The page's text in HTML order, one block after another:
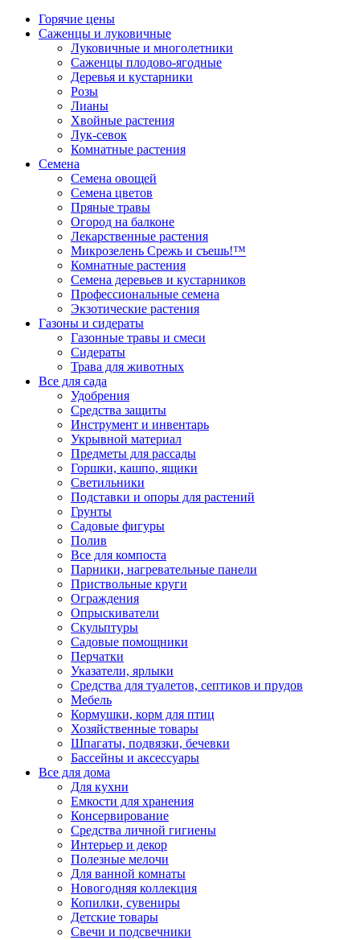
Горячие цены
Саженцы и луковичные
Луковичные и многолетники
Саженцы плодово-ягодные
Деревья и кустарники
Розы
Лианы
Хвойные растения
Лук-севок
Комнатные растения
Семена
Семена овощей
Семена цветов
Пряные травы
Огород на балконе
Лекарственные растения
Микрозелень Срежь и съешь!™
Комнатные растения
Семена деревьев и кустарников
Профессиональные семена
Экзотические растения
Газоны и сидераты
Газонные травы и смеси
Сидераты
Трава для животных
Все для сада
Удобрения
Средства защиты
Инструмент и инвентарь
Укрывной материал
Предметы для рассады
Горшки, кашпо, ящики
Светильники
Подставки и опоры для растений
Грунты
Садовые фигуры
Полив
Все для компоста
Парники, нагревательные панели
Приствольные круги
Ограждения
Опрыскиватели
Скульптуры
Садовые помощники
Перчатки
Указатели, ярлыки
Средства для туалетов, септиков и прудов
Мебель
Кормушки, корм для птиц
Хозяйственные товары
Шпагаты, подвязки, бечевки
Бассейны и аксессуары
Все для дома
Для кухни
Емкости для хранения
Консервирование
Средства личной гигиены
Интерьер и декор
Полезные мелочи
Для ванной комнаты
Новогодняя коллекция
Копилки, сувениры
Детские товары
Свечи и подсвечники